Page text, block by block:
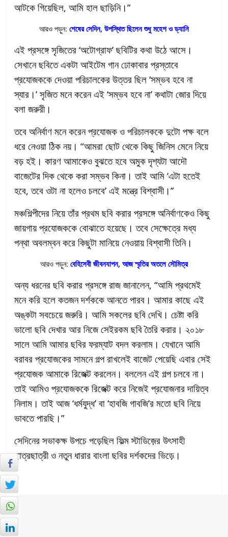
আটকে গিয়েছিল, আমি হাল ছাড়িনি।”
আরও পড়ুন: শেষের সেদিন, উপস্থিত ছিলেন শুধু মহেশ ও ড্যানি
এই প্রসঙ্গে সৃজিতের ‘অটোগ্রাফ’ ছবিটির কথা উঠে আসে।
সেখানে ছবিতে একটা আইটেম গান ঢোকাবার প্রস্তাবে
প্রযোজককে দেওয়া পরিচালকের উত্তর ছিল ‘সম্ভব হবে না
স্যার।’ সৃজিত মনে করেন এই ‘সম্ভব হবে না’ কথাটা জোর দিয়ে
বলা জরুরী।
তবে অনির্বাণ মনে করেন প্রযোজক ও পরিচালককে দুটো পক্ষ বলে
ধরে নেওয়া ঠিক নয়। “আমরা ছোট থেকে কিছু জিনিস মেনে নিয়ে
বড় হই। কারণ আমাকেও বুঝতে হবে অমুক দৃশ্যটা আদৌ
বাজেটের দিক থেকে করা সম্ভব কিনা। তাই আমি ‘এটা হতেই
হবে, তবে ওটা না হলেও চলবে’ এই মন্ত্রে বিশ্বাসী।”
মঞ্চশিল্পীদের নিয়ে তাঁর প্রথম ছবি করার প্রসঙ্গে অনির্বাণকেও কিছু
জায়গায় প্রযোজককে বোঝাতে হয়েছে। তবে সেক্ষেত্রে মধ্য
পন্থা অবলম্বন করে কিছুটা মানিয়ে নেওয়ায় বিশ্বাসী তিনি।
আরও পড়ুন: বেহিসেবী জীবনযাপন, আজ স্মৃতির অতলে সৌমিত্র
অন্য ধরনের ছবি করার প্রসঙ্গে রাজ জানালেন, “আমি প্রথমেই
মনে করি হলে কতজন দর্শককে আনতে পারব। আমার কাছে এই
অঙ্কটা সবচেয়ে জরুরি। আমি সকলের ছবি দেখি। চেষ্টা করি
ভালো ছবি দেখার আর নিজে সেইরকম ছবি তৈরি করার। ২০১৮
সালে আমি আমার ছবির ফরম্যাট বদল করলাম। যেখানে আমি
বরাবর প্রযোজকের সামনে গল্প রাখলেই বাজেট পেয়েছি এবার সেই
প্রযোজক আমাকে রিজেক্ট করলেন। বললেন এই গল্প চলবে না।
তাই আমিও প্রযোজককে রিজেক্ট করে নিজেই প্রযোজনার দায়িত্ব
নিলাম। তাই আজ ‘ধর্মযুদ্ধ’ বা ‘হাবজি গাবজি’র মতো ছবি নিয়ে
ভাবতে পারছি।”
সেদিনের সভাকক্ষ উপচে পড়েছিল ফিল্ম স্টাডিজ়ের উৎসাহী
ছাত্রছাত্রী ও নতুন ধারার বাংলা ছবির দর্শকদের ভিড়ে।